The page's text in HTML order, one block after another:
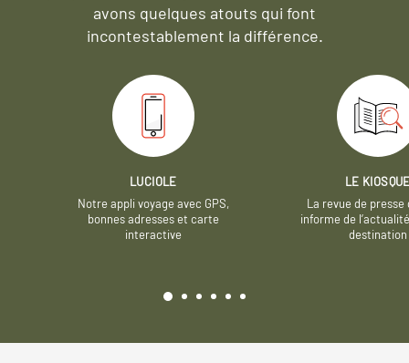
avons quelques atouts qui font
incontestablement la différence.
LUCIOLE
Notre appli voyage avec GPS,
bonnes adresses et carte
interactive
LE
La revue de presse
informe de
destination